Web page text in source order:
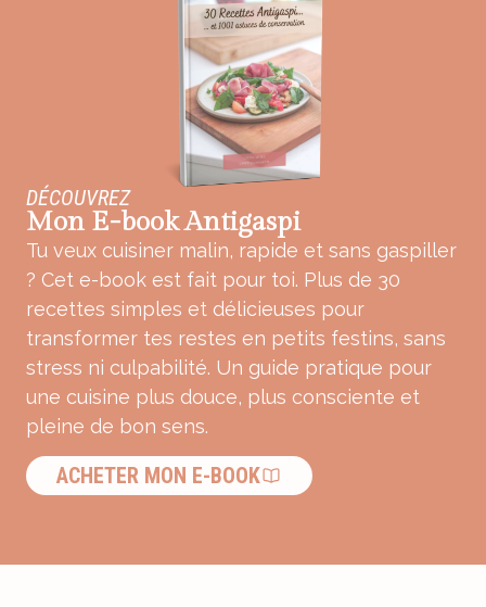
DÉCOUVREZ
Mon E-book Antigaspi
Tu veux cuisiner malin, rapide et sans gaspiller
? Cet e-book est fait pour toi. Plus de 30
recettes simples et délicieuses pour
transformer tes restes en petits festins, sans
stress ni culpabilité. Un guide pratique pour
une cuisine plus douce, plus consciente et
pleine de bon sens.
ACHETER MON E-BOOK